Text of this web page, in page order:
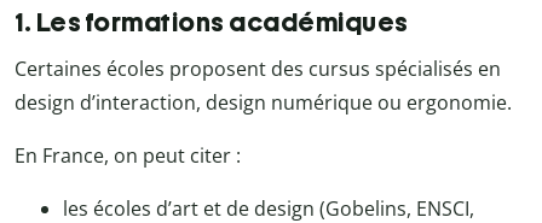
1. Les formations académiques
Certaines écoles proposent des cursus spécialisés en
design d’interaction, design numérique ou ergonomie.
En France, on peut citer :
les écoles d’art et de design (Gobelins, ENSCI,